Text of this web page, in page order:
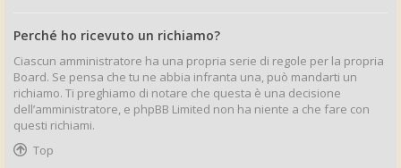
Perché ho ricevuto un richiamo?
Ciascun amministratore ha una propria serie di regole per la propria
Board. Se pensa che tu ne abbia infranta una, può mandarti un
richiamo. Ti preghiamo di notare che questa è una decisione
dell’amministratore, e phpBB Limited non ha niente a che fare con
questi richiami.
Top